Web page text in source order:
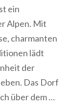
ein
Alpen. Mit
charmanten
lädt
der
Das Dorf
über dem …